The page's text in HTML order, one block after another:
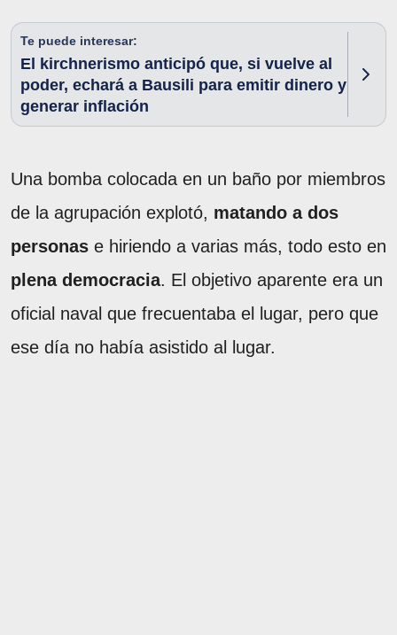
Te puede interesar:
El kirchnerismo anticipó que, si vuelve al
poder, echará a Bausili para emitir dinero y
generar inflación
Una bomba colocada en un baño por miembros
de la agrupación explotó, matando a dos
personas e hiriendo a varias más, todo esto en
plena democracia. El objetivo aparente era un
oficial naval que frecuentaba el lugar, pero que
ese día no había asistido al lugar.